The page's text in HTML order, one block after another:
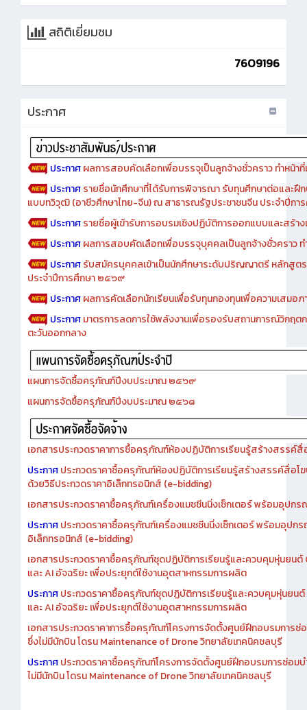
สถิติเยี่ยมชม
7609196
ประกาศ
ประกาศผลการสอบคัดเลือกเพื่อบรรจุเป็นลูกจ้างชั่วคราว ทำหน้าที่
ประกาศรายชื่อนักศึกษาที่ได้รับการพิจารณา รับทุนศึกษาต่อและฝึ
แบบทวิวุฒิ (อาชีวศึกษาไทย-จีน) ณ สาธารณรัฐประชาชนจีน ประจำปีก
ประกาศรายชื่อผู้เข้ารับการอบรมเชิงปฏิบัติการออกแบบและสร้า
ประกาศผลการสอบคัดเลือกเพื่อบรรจุบุคคลเป็นลูกจ้างชั่วคราว ท
ประกาศรับสมัครบุคคลเข้าเป็นนักศึกษาระดับปริญญาตรี หลักสูต
ประจำปีการศึกษา ๒๕๖๙
ประกาศผลการคัดเลือกนักเรียนเพื่อรับทุนกองทุนเพื่อความเสมอ
ประกาศมาตรการลดการใช้พลังงานเพื่อรองรับสถานการณ์วิกฤ
ตะวันออกกลาง
แผนการจัดซื้อครุภัณฑ์ปีงบประมาณ ๒๕๖๙
แผนการจัดซื้อครุภัณฑ์ปีงบประมาณ ๒๕๖๘
เอกสารประกวดราคาการซื้อครุภัณฑ์ห้องปฏิบัติการเรียนรู้สร้างสรรค์
ประกาศประกวดราคาซื้อครุภัณฑ์ห้องปฏิบัติการเรียนรู้สร้างสรรค์สื่อโ
ด้วยวิธีประกวดราคาอิเล็กทรอนิกส์ (e-bidding)
เอกสารประกวดราคาซื้อครุภัณฑ์เครื่องแมชชีนนิ่งเซ็กเตอร์ พร้อมอุปก
ประกาศประกวดราคาซื้อครุภัณฑ์เครื่องแมชชีนนิ่งเซ็กเตอร์ พร้อมอุปก
อิเล็กทรอนิกส์ (e-bidding)
เอกสารประกวดราคาซื้อครุภัณฑ์ชุดปฏิบัติการเรียนรู้และควบคุมหุ่นยน
และ AI อัจฉริยะ เพื่อประยุกต์ใช้งานอุตสาหกรรมการผลิต
ประกาศประกวดราคาซื้อครุภัณฑ์ชุดปฏิบัติการเรียนรู้และควบคุมหุ่นยน
และ AI อัจฉริยะ เพื่อประยุกต์ใช้งานอุตสาหกรรมการผลิต
เอกสารประกวดราคาการซื้อครุภัณฑ์โครงการจัดตั้งศูนย์ฝึกอบรมการซ่
ซึ่งไม่มีนักบิน โดรน Maintenance of Drone วิทยาลัยเทคนิคชลบุรี
ประกาศประกวดราคาซื้อครุภัณฑ์โครงการจัดตั้งศูนย์ฝึกอบรมการซ่อมบ
ไม่มีนักบิน โดรน Maintenance of Drone วิทยาลัยเทคนิคชลบุรี